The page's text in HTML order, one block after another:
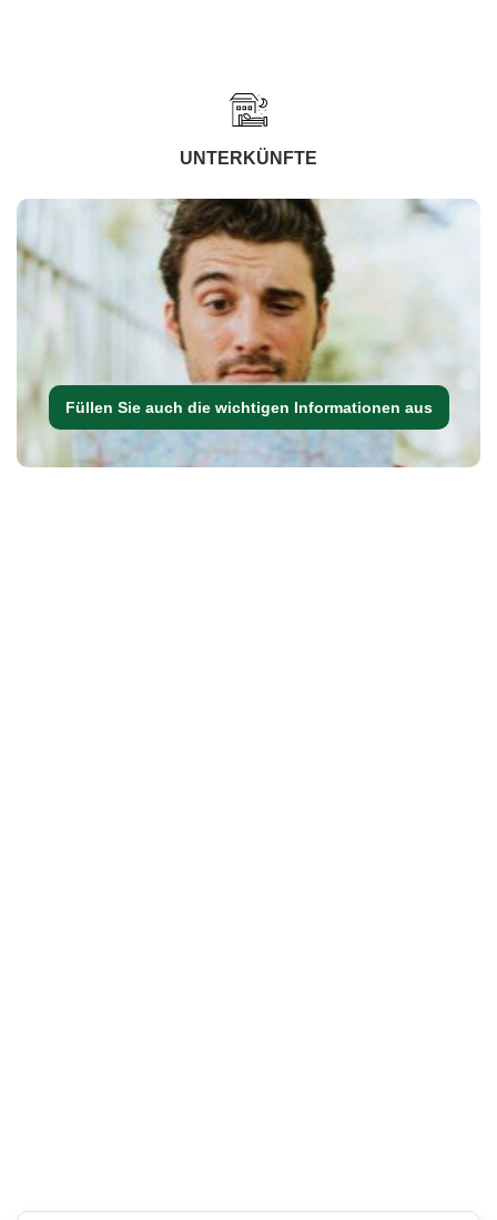
UNTERKÜNFTE
Füllen Sie auch die wichtigen Informationen aus